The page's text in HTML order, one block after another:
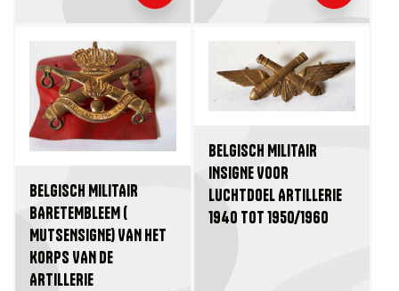
BELGISCH MILITAIR
BARETEMBLEEM (
MUTSENSIGNE) VAN HET
KORPS VAN DE
ARTILLERIE
BELGISCH MILITAIR
INSIGNE VOOR
LUCHTDOEL ARTILLERIE
1940 TOT 1950/1960